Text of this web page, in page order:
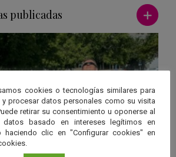
publicadas Ver más
cookies o tecnologías similares para
y procesar datos personales como su visita
retirar su consentimiento u oponerse al
datos basado en intereses legítimos en
haciendo clic en "Configurar cookies" en